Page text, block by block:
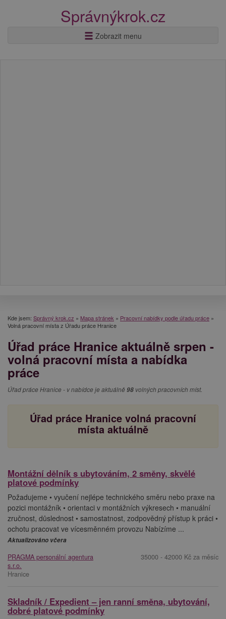
Správnýkrok.cz
Zobrazit menu
Kde jsem: Správný krok.cz » Mapa stránek » Pracovní nabídky podle úřadu práce »
Volná pracovní místa z Úřadu práce Hranice
Úřad práce Hranice aktuálně srpen -
volná pracovní místa a nabídka
práce
Úřad práce Hranice - v nabídce je aktuálně 98 volných pracovních míst.
Úřad práce Hranice volná pracovní
místa aktuálně
Montážní dělník s ubytováním, 2 směny, skvělé
platové podmínky
Požadujeme • vyučení nejlépe technického směru nebo praxe na
pozici montážník • orientaci v montážních výkresech • manuální
zručnost, důslednost • samostatnost, zodpovědný přístup k práci •
ochotu pracovat ve vícesměnném provozu Nabízíme ...
Aktualizováno včera
PRAGMA personální agentura
s.r.o.
Hranice
35000 - 42000 Kč za měsíc
Skladník / Expedient – jen ranní směna, ubytování,
dobré platové podmínky